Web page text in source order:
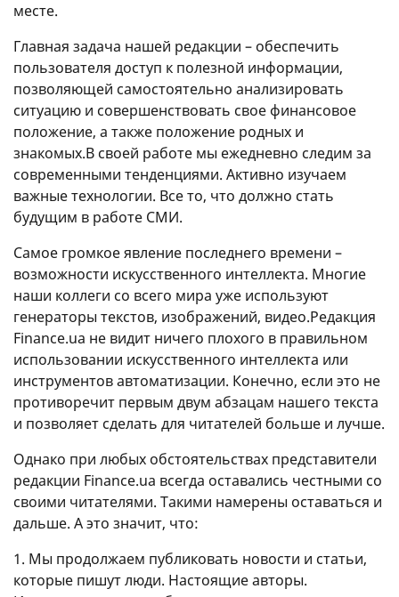
месте.
Главная задача нашей редакции – обеспечить
пользователя доступ к полезной информации,
позволяющей самостоятельно анализировать
ситуацию и совершенствовать свое финансовое
положение, а также положение родных и
знакомых.В своей работе мы ежедневно следим за
современными тенденциями. Активно изучаем
важные технологии. Все то, что должно стать
будущим в работе СМИ.
Самое громкое явление последнего времени –
возможности искусственного интеллекта. Многие
наши коллеги со всего мира уже используют
генераторы текстов, изображений, видео.Редакция
Finance.ua не видит ничего плохого в правильном
использовании искусственного интеллекта или
инструментов автоматизации. Конечно, если это не
противоречит первым двум абзацам нашего текста
и позволяет сделать для читателей больше и лучше.
Однако при любых обстоятельствах представители
редакции Finance.ua всегда оставались честными со
своими читателями. Такими намерены оставаться и
дальше. А это значит, что:
1. Мы продолжаем публиковать новости и статьи,
которые пишут люди. Настоящие авторы.